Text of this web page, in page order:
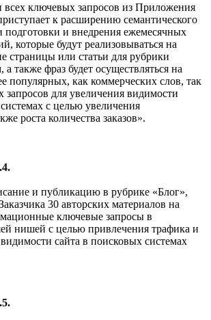
всех ключевых запросов из Приложения
к расширению семантического
подготовки и внедрения ежемесячных
которые будут реализовываться на
страницы или статьи для рубрики
а также фраз будет осуществляться на
популярных, как коммерческих слов, так
для увеличения видимости
с целью увеличения
роста количества заказов».
и публикацию в рубрике «Блог»,
30 авторских материалов на
ключевые запросы в
нишей с целью привлечения трафика и
сайта в поисковых системах